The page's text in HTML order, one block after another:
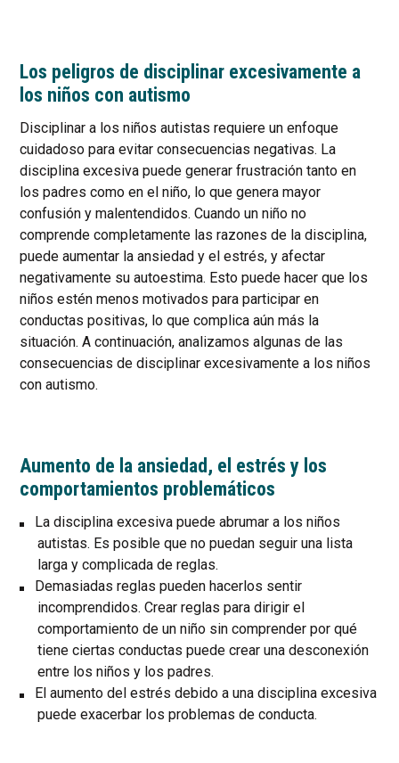
Los peligros de disciplinar excesivamente a
los niños con autismo
Disciplinar a los niños autistas requiere un enfoque
cuidadoso para evitar consecuencias negativas. La
disciplina excesiva puede generar frustración tanto en
los padres como en el niño, lo que genera mayor
confusión y malentendidos. Cuando un niño no
comprende completamente las razones de la disciplina,
puede aumentar la ansiedad y el estrés, y afectar
negativamente su autoestima. Esto puede hacer que los
niños estén menos motivados para participar en
conductas positivas, lo que complica aún más la
situación. A continuación, analizamos algunas de las
consecuencias de disciplinar excesivamente a los niños
con autismo.
Aumento de la ansiedad, el estrés y los
comportamientos problemáticos
La disciplina excesiva puede abrumar a los niños
autistas. Es posible que no puedan seguir una lista
larga y complicada de reglas.
Demasiadas reglas pueden hacerlos sentir
incomprendidos. Crear reglas para dirigir el
comportamiento de un niño sin comprender por qué
tiene ciertas conductas puede crear una desconexión
entre los niños y los padres.
El aumento del estrés debido a una disciplina excesiva
puede exacerbar los problemas de conducta.